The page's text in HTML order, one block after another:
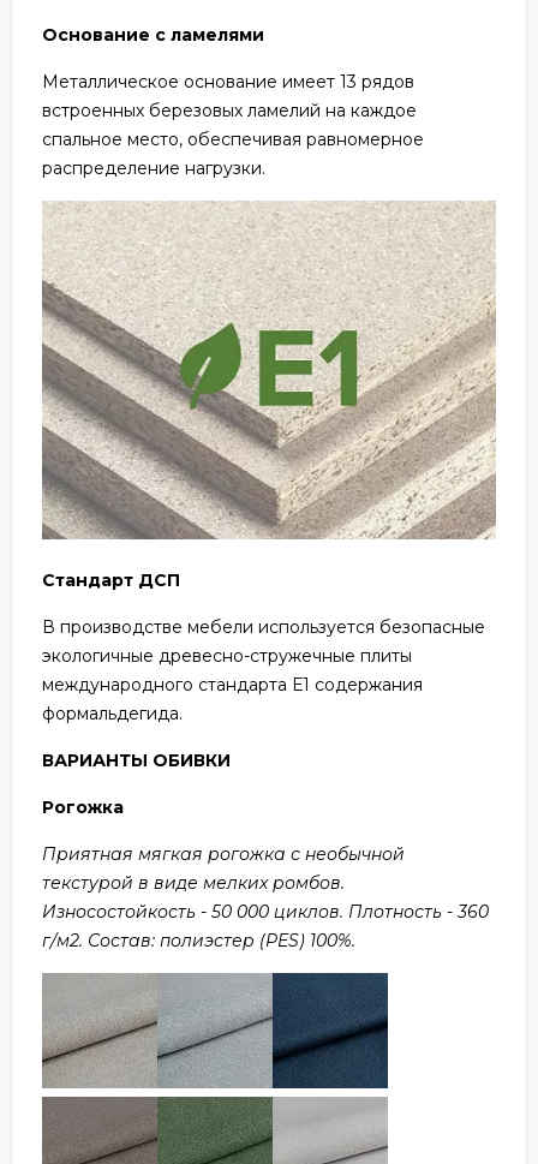
Основание с ламелями
Металлическое основание имеет 13 рядов
встроенных березовых ламелий на каждое
спальное место, обеспечивая равномерное
распределение нагрузки.
Стандарт ДСП
В производстве мебели используется безопасные
экологичные древесно-стружечные плиты
международного стандарта Е1 содержания
формальдегида.
ВАРИАНТЫ ОБИВКИ
Рогожка
Приятная мягкая рогожка с необычной
текстурой в виде мелких ромбов.
Износостойкость - 50 000 циклов. Плотность - 360
г/м2. Состав: полиэстер (PES) 100%.